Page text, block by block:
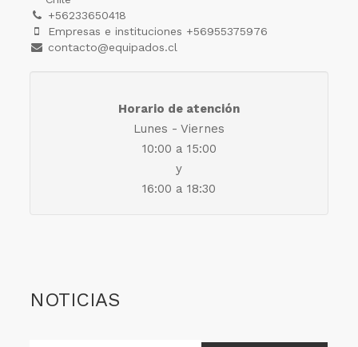
+56233650418
Empresas e instituciones +56955375976
contacto@equipados.cl
Horario de atención
Lunes - Viernes
10:00 a 15:00
y
16:00 a 18:30
NOTICIAS